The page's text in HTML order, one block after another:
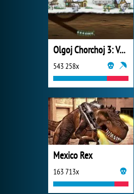
Olgoj Chorchoj 3: Vánoce
543 258x
Mexico Rex
163 713x